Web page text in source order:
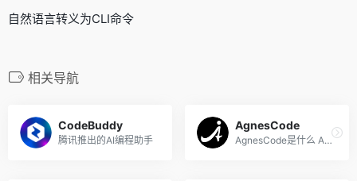
自然语言转义为CLI命令
相关导航
CodeBuddy
腾讯推出的AI编程助手
AgnesCode
AgnesCode是什么 AgnesCode ...